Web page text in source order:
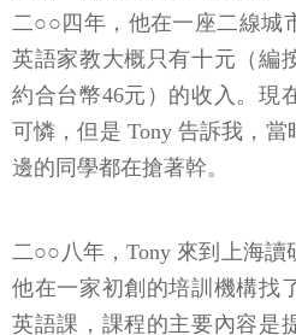
二○○四年，他在一座二線城
英語家教大概只有十元（編
約合台幣46元）的收入。現
可憐，但是 Tony 告訴我，
邊的同學都在搶著幹。
二○○八年，Tony 來到上海讀
他在一家初創的培訓機構找
英語課，課程的主要內容是